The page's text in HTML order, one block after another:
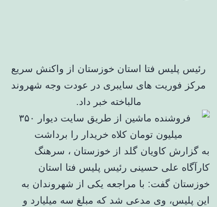
رئیس پلیس فتا استان خوزستان از واکنش سریع
مرکز فوریت های سایبری در عودت وجه شهروند
مالباخته خبر داد.
به گزارش کاویان گلد از خوزستان ، سرهنگ
کارآگاه علی حسینی رئیس پلیس فتا استان
خوزستان گفت: با مراجعه یکی از شهروندان به
این پلیس، وی مدعی شد که مبلغ سه میلیارد و